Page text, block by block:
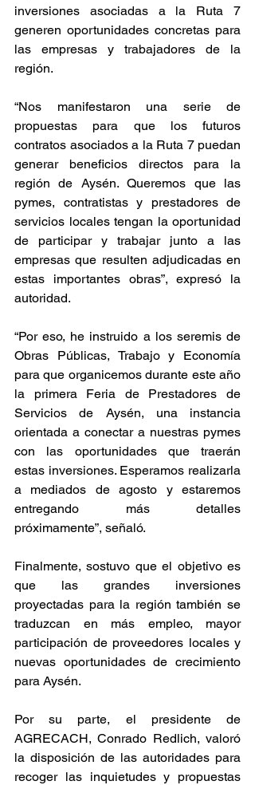
inversiones asociadas a la Ruta 7
generen oportunidades concretas para
las empresas y trabajadores de la
región.
“Nos manifestaron una serie de
propuestas para que los futuros
contratos asociados a la Ruta 7 puedan
generar beneficios directos para la
región de Aysén. Queremos que las
pymes, contratistas y prestadores de
servicios locales tengan la oportunidad
de participar y trabajar junto a las
empresas que resulten adjudicadas en
estas importantes obras”, expresó la
autoridad.
“Por eso, he instruido a los seremis de
Obras Públicas, Trabajo y Economía
para que organicemos durante este año
la primera Feria de Prestadores de
Servicios de Aysén, una instancia
orientada a conectar a nuestras pymes
con las oportunidades que traerán
estas inversiones. Esperamos realizarla
a mediados de agosto y estaremos
entregando más detalles
próximamente”, señaló.
Finalmente, sostuvo que el objetivo es
que las grandes inversiones
proyectadas para la región también se
traduzcan en más empleo, mayor
participación de proveedores locales y
nuevas oportunidades de crecimiento
para Aysén.
Por su parte, el presidente de
AGRECACH, Conrado Redlich, valoró
la disposición de las autoridades para
recoger las inquietudes y propuestas